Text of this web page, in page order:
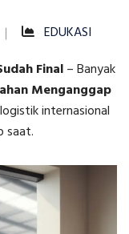
EDUKASI
Final–Banyak
Menganggap
internasional
saat.